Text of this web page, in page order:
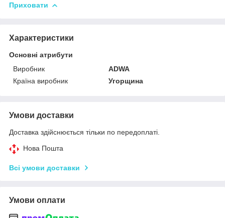
Приховати
Характеристики
Основні атрибути
Виробник
ADWA
Країна виробник
Угорщина
Умови доставки
Доставка здійснюється тільки по передоплаті.
Нова Пошта
Всі умови доставки
Умови оплати